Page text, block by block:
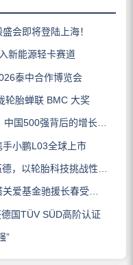
会即将登陆上海！
新能源轻卡赛道
泰中合作博览会
轮胎蝉联 BMC 大奖
500强背后的增长逻辑
小鹏L03全球上市
轮胎科技挑战性能边界
金驰援长春受灾门店
国TÜV SÜD高阶认证
”